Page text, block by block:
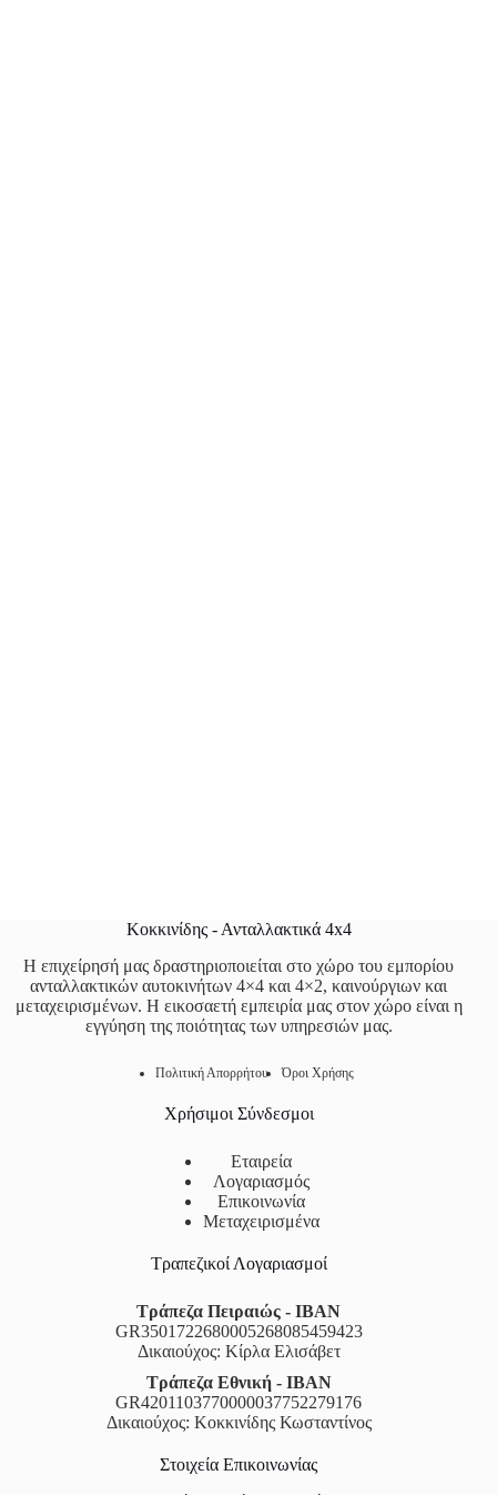
Κοκκινίδης - Ανταλλακτικά 4x4
Η επιχείρησή μας δραστηριοποιείται στο χώρο του εμπορίου
ανταλλακτικών αυτοκινήτων 4×4 και 4×2, καινούργιων και
μεταχειρισμένων. Η εικοσαετή εμπειρία μας στον χώρο είναι η
εγγύηση της ποιότητας των υπηρεσιών μας.
Πολιτική Απορρήτου Όροι Χρήσης
Χρήσιμοι Σύνδεσμοι
Εταιρεία
Λογαριασμός
Επικοινωνία
Μεταχειρισμένα
Τραπεζικοί Λογαριασμοί
Τράπεζα Πειραιώς - IBAN
GR3501722680005268085459423
Δικαιούχος: Κίρλα Ελισάβετ
Τράπεζα Εθνική - IBAN
GR4201103770000037752279176
Δικαιούχος: Κοκκινίδης Κωσταντίνος
Στοιχεία Επικοινωνίας